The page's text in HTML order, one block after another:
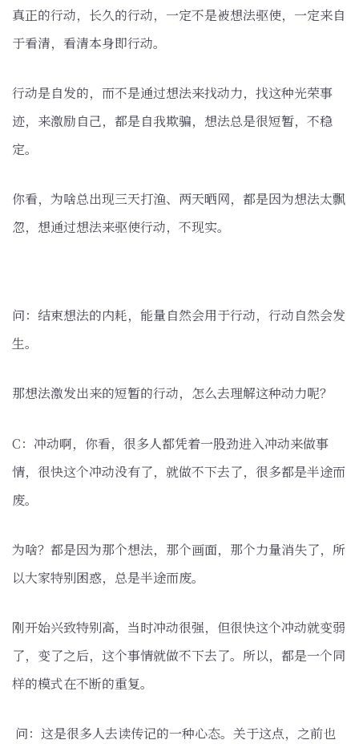
真正的行动，长久的行动，一定不是被想法驱使，一定来自
于看清，看清本身即行动。
行动是自发的，而不是通过想法来找动力，找这种光荣事
迹，来激励自己，都是自我欺骗，想法总是很短暂，不稳
定。
你看，为啥总出现三天打渔、两天晒网，都是因为想法太飘
忽，想通过想法来驱使行动，不现实。
问：结束想法的内耗，能量自然会用于行动，行动自然会发
生。
那想法激发出来的短暂的行动，怎么去理解这种动力呢？
C：冲动啊，你看，很多人都凭着一股劲进入冲动来做事
情，很快这个冲动没有了，就做不下去了，很多都是半途而
废。
为啥？都是因为那个想法，那个画面，那个力量消失了，所
以大家特别困惑，总是半途而废。
刚开始兴致特别高，当时冲动很强，但很快这个冲动就变弱
了，变了之后，这个事情就做不下去了。所以，都是一个同
样的模式在不断的重复。
问：这是很多人去读传记的一种心态。关于这点，之前也